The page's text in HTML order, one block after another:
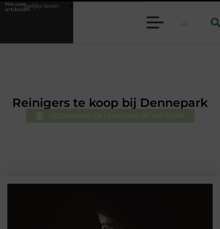
Nieuwe
artikelen
Geurverspreider en lavendelolie: een perfecte combinatie voor een
Reinigers te koop bij Dennepark
GEZONDHEID EN VEILIGHEID OP HET WERK